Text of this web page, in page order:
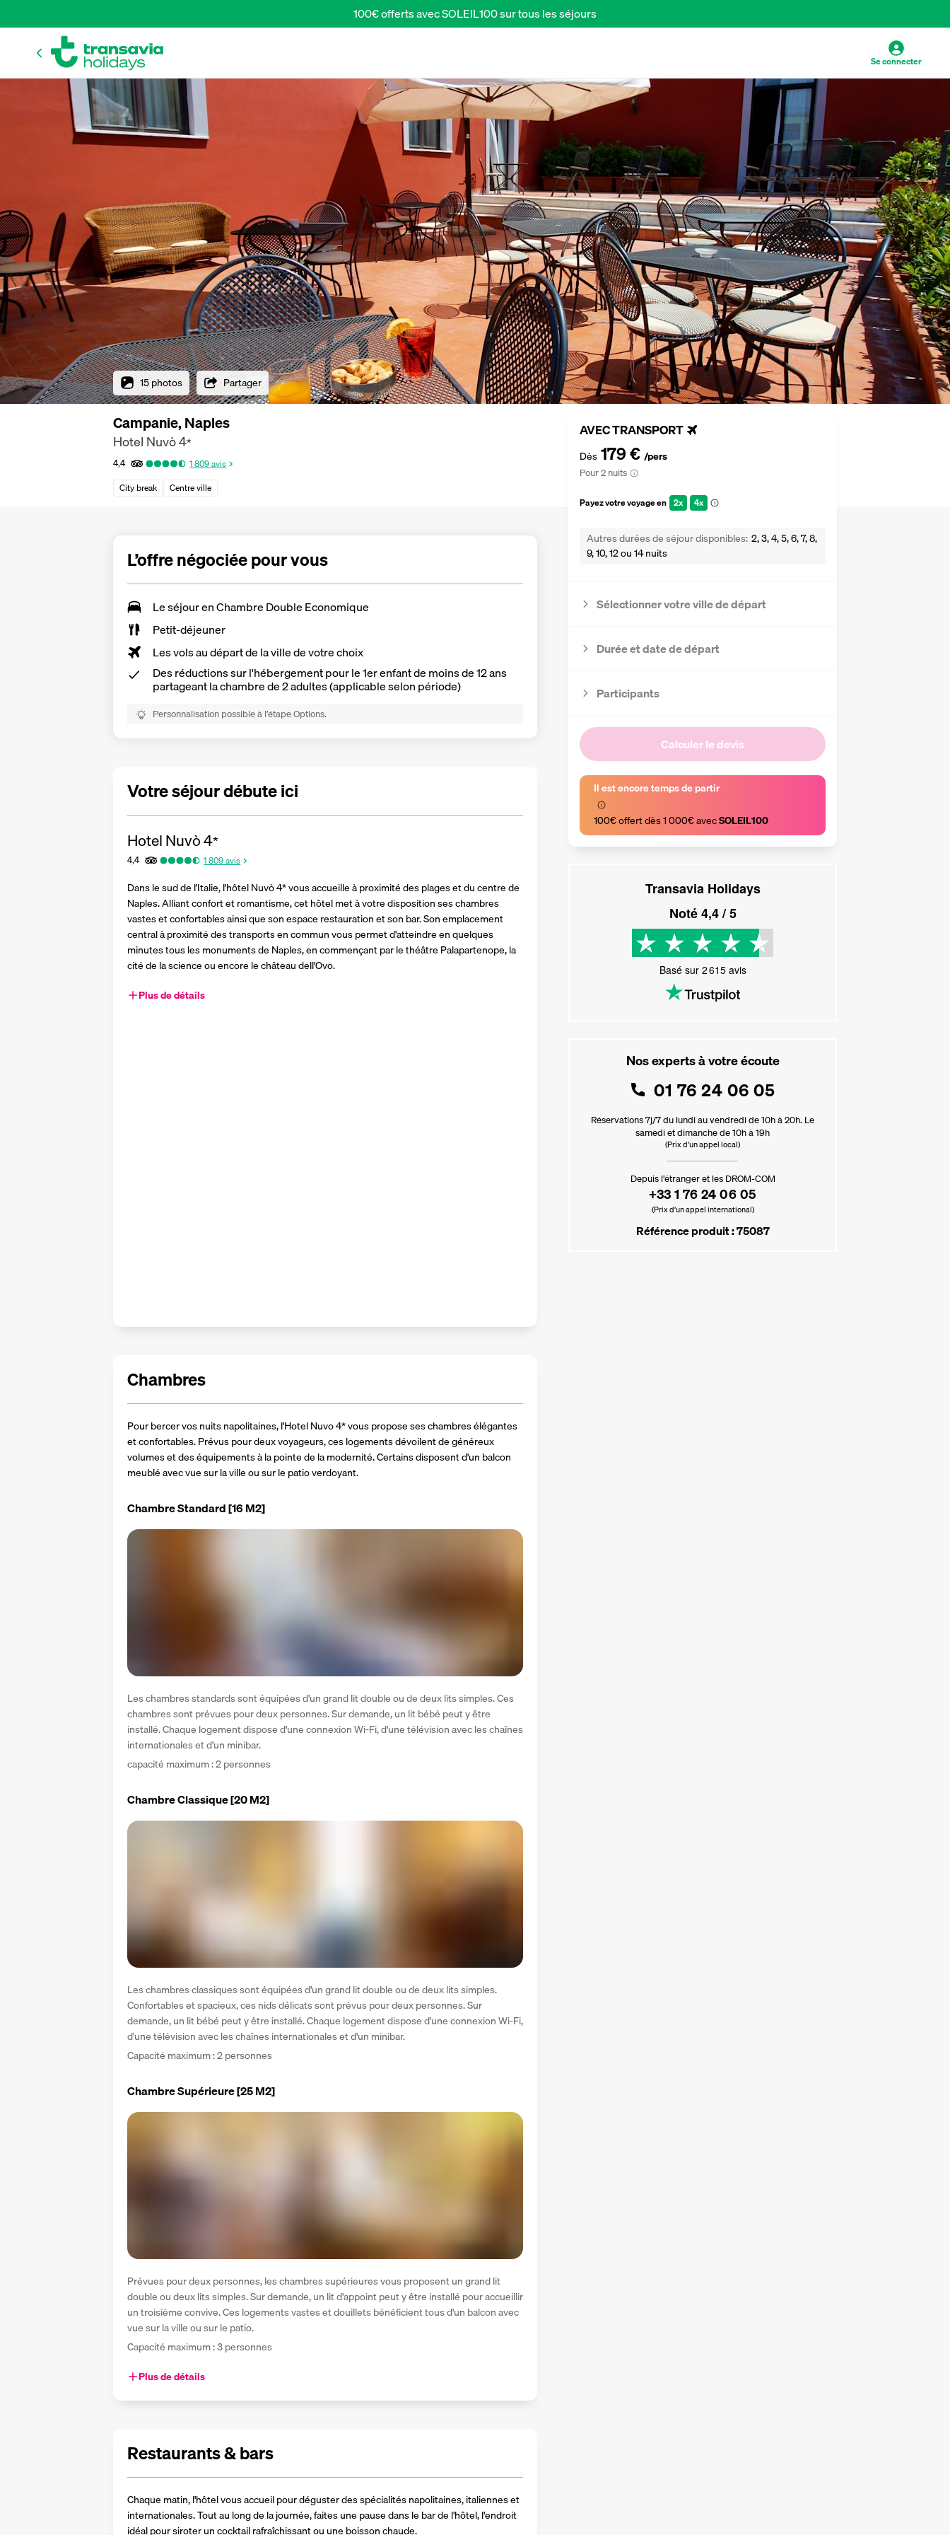
100€ offerts avec SOLEIL100 sur tous les séjours
Se connecter
15 photos Partager
Campanie, Naples
Hotel Nuvò4*
4,4 1 809avis
City break
Centre ville
AVEC TRANSPORT
Dès 179 € /pers
Pour 2 nuits
Payez votre voyage en 2x 4x
Autres durées de séjour disponibles 2, 3, 4, 5, 6, 7, 8,
9, 10, 12 ou 14 nuits
Sélectionner votre ville de départ
Durée et date de départ
Participants
Calculer le devis
Il est encore temps de partir
100€ offert dès 1 000€ avec SOLEIL100
Transavia Holidays
Noté4,4/ 5
Basé sur 2 615avis
Nos experts à votre écoute
01 76 24 06 05
Réservations 7j/7 du lundi au vendredi de 10h à 20h. Le
samedi et dimanche de 10h à 19h
(Prix d'un appel local)
Depuis l’étranger et les DROM-COM
+33 1 76 24 06 05
(Prix d’un appel international)
Référence produit : 75087
L’offre négociée pour vous
Le séjour enChambre Double Economique
Petit-déjeuner
Les vols au départ de la ville de votre choix
Des réductions sur l'hébergement pour le 1er enfant de moins de 12 ans
partageant la chambre de 2 adultes (applicable selon période)
Personnalisation possible à l’étape Options.
Votre séjour débute ici
Hotel Nuvò4*
4,4 1 809avis
Dans le sud de l'Italie, l'hôtel Nuvò 4* vous accueille à proximité des plages et du centre de
Naples. Alliant confort et romantisme, cet hôtel met à votre disposition ses chambres
vastes et confortables ainsi que son espace restauration et son bar. Son emplacement
central à proximité des transports en commun vous permet d'atteindre en quelques
minutes tous les monuments de Naples, en commençant par le théâtre Palapartenope, la
cité de la science ou encore le château dell'Ovo.
Plus de détails
Chambres
Pour bercer vos nuits napolitaines, l'Hotel Nuvo 4* vous propose ses chambres élégantes
et confortables. Prévus pour deux voyageurs, ces logements dévoilent de généreux
volumes et des équipements à la pointe de la modernité. Certains disposent d'un balcon
meublé avec vue sur la ville ou sur le patio verdoyant.
Chambre Standard[16 M2]
Les chambres standards sont équipées d'un grand lit double ou de deux lits simples. Ces
chambres sont prévues pour deux personnes. Sur demande, un lit bébé peut y être
installé. Chaque logement dispose d'une connexion Wi-Fi, d'une télévision avec les chaînes
internationales et d'un minibar.
capacité maximum : 2 personnes
Chambre Classique[20 M2]
Les chambres classiques sont équipées d'un grand lit double ou de deux lits simples.
Confortables et spacieux, ces nids délicats sont prévus pour deux personnes. Sur
demande, un lit bébé peut y être installé. Chaque logement dispose d'une connexion Wi-Fi,
d'une télévision avec les chaînes internationales et d'un minibar.
Capacité maximum : 2 personnes
Chambre Supérieure[25 M2]
Prévues pour deux personnes, les chambres supérieures vous proposent un grand lit
double ou deux lits simples. Sur demande, un lit d'appoint peut y être installé pour accueillir
un troisième convive. Ces logements vastes et douillets bénéficient tous d'un balcon avec
vue sur la ville ou sur le patio.
Capacité maximum : 3 personnes
Plus de détails
Restaurants & bars
Chaque matin, l'hôtel vous accueil pour déguster des spécialités napolitaines, italiennes et
internationales. Tout au long de la journée, faites une pause dans le bar de l'hôtel, l'endroit
idéal pour siroter un cocktail rafraîchissant ou une boisson chaude.